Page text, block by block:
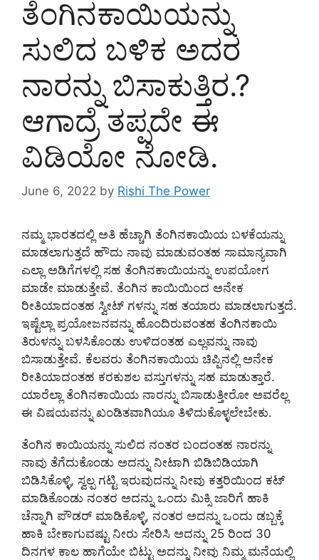
ತೆಂಗಿನಕಾಯಿಯನ್ನು
ಸುಲಿದ ಬಳಿಕ ಅದರ
ನಾರನ್ನು ಬಿಸಾಕುತ್ತಿರ.?
ಆಗಾದ್ರೆ ತಪ್ಪದೇ ಈ
ವಿಡಿಯೋ ನೋಡಿ.
June 6, 2022 by Rishi The Power
ನಮ್ಮ ಭಾರತದಲ್ಲಿ ಅತಿ ಹೆಚ್ಚಾಗಿ ತೆಂಗಿನಕಾಯಿಯ ಬಳಕೆಯನ್ನು
ಮಾಡಲಾಗುತ್ತದೆ ಹೌದು ನಾವು ಮಾಡುವಂತಹ ಸಾಮಾನ್ಯವಾಗಿ
ಎಲ್ಲಾ ಅಡಿಗೆಗಳಲ್ಲಿ ಸಹ ತೆಂಗಿನಕಾಯಿಯನ್ನು ಉಪಯೋಗ
ಮಾಡೇ ಮಾಡುತ್ತೇವೆ. ತೆಂಗಿನ ಕಾಯಿಯಿಂದ ಅನೇಕ
ರೀತಿಯಾದಂತಹ ಸ್ವೀಟ್ ಗಳನ್ನು ಸಹ ತಯಾರು ಮಾಡಲಾಗುತ್ತದೆ.
ಇಷ್ಟೆಲ್ಲಾ ಪ್ರಯೋಜನವನ್ನು ಹೊಂದಿರುವಂತಹ ತೆಂಗಿನಕಾಯಿ
ತಿರುಳನ್ನು ಬಳಸಿಕೊಂಡು ಉಳಿದಂತಹ ಎಲ್ಲವನ್ನು ನಾವು
ಬಿಸಾಡುತ್ತೇವೆ. ಕೆಲವರು ತೆಂಗಿನಕಾಯಿಯ ಚಿಪ್ಪಿನಲ್ಲಿ ಅನೇಕ
ರೀತಿಯಾದಂತಹ ಕರಕುಶಲ ವಸ್ತುಗಳನ್ನು ಸಹ ಮಾಡುತ್ತಾರೆ.
ಯಾರೆಲ್ಲಾ ತೆಂಗಿನಕಾಯಿಯ ನಾರನ್ನು ಬಿಸಾಡುತ್ತೀರೋ ಅವರೆಲ್ಲ
ಈ ವಿಷಯವನ್ನು ಖಂಡಿತವಾಗಿಯೂ ತಿಳಿದುಕೊಳ್ಳಲೇಬೇಕು.
ತೆಂಗಿನ ಕಾಯಿಯನ್ನು ಸುಲಿದ ನಂತರ ಬಂದಂತಹ ನಾರನ್ನು
ನಾವು ತೆಗೆದುಕೊಂಡು ಅದನ್ನು ನೀಟಾಗಿ ಬಿಡಿಬಿಡಿಯಾಗಿ
ಬಿಡಿಸಿಕೊಳ್ಳಿ, ಸ್ವಲ್ಪ ಗಟ್ಟಿ ಇರುವುದನ್ನು ನೀವು ಕತ್ತರಿಯಿಂದ ಕಟ್
ಮಾಡಿಕೊಂಡು ನಂತರ ಅದನ್ನು ಒಂದು ಮಿಕ್ಸಿ ಜಾರಿಗೆ ಹಾಕಿ
ಚೆನ್ನಾಗಿ ಪೌಡರ್ ಮಾಡಿಕೊಳ್ಳಿ, ನಂತರ ಅದನ್ನು ಒಂದು ಡಬ್ಬಕ್ಕೆ
ಹಾಕಿ ಬೇಕಾಗುವಷ್ಟು ನೀರು ಸೇರಿಸಿ ಅದನ್ನು 25 ರಿಂದ 30
ದಿನಗಳ ಕಾಲ ಹಾಗೆಯೇ ಬಿಟ್ಟು ಅದನ್ನು ನೀವು ನಿಮ್ಮ ಮನೆಯಲ್ಲಿ